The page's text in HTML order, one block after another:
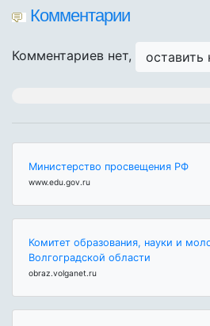
Комментарии
Комментариев нет, оставить
Министерство просвещения РФ
www.edu.gov.ru
Комитет образования, науки и
Волгоградской области
obraz.volganet.ru